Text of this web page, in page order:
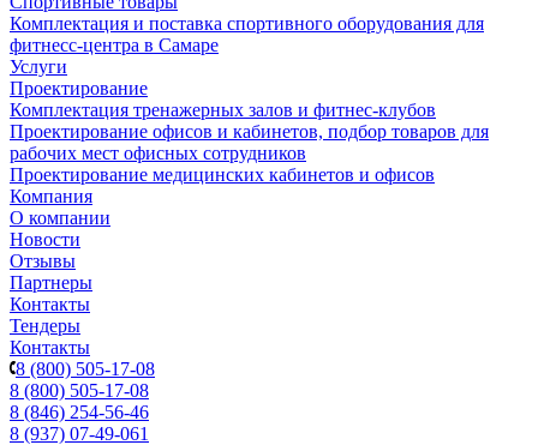
Комплектация и поставка спортивного оборудования для
фитнесс-центра в Самаре
Услуги
Проектирование
Комплектация тренажерных залов и фитнес-клубов
Проектирование офисов и кабинетов, подбор товаров для
рабочих мест офисных сотрудников
Проектирование медицинских кабинетов и офисов
Компания
О компании
Новости
Отзывы
Партнеры
Контакты
Тендеры
Контакты
8 (800) 505-17-08
8 (800) 505-17-08
8 (846) 254-56-46
8 (937) 07-49-061